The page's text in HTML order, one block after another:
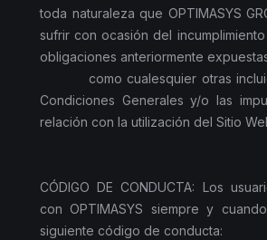
toda naturaleza que OPTIMASYS
sufrir con ocasión del
obligaciones anteriormente
como cualesquier otras
Condiciones Generales y/o las
relación con la utilización del Sitio
CÓDIGO DE CONDUCTA: Los
con OPTIMASYS siempre y
siguiente código de conducta: